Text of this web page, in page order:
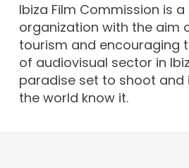
Ibiza Film Commission is
organization with the aim
tourism and encouraging
of audiovisual sector in
paradise set to shoot and
the world know it.